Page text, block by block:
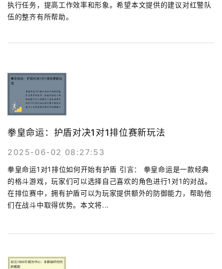
执行任务，提高工作效率和形象。希望本文提供的建议对红警队
伍的整齐有所帮助。
拳皇命运：护盾对决1对1排位赛新玩法
2025-06-02 08:27:53
拳皇命运1对1排位如何开始有护盾 引言： 拳皇命运是一款经典
的格斗游戏，玩家们可以选择自己喜欢的角色进行1对1的对战。
在排位赛中，拥有护盾可以为玩家提供额外的防御能力，帮助他
们在战斗中取得优势。本文将...